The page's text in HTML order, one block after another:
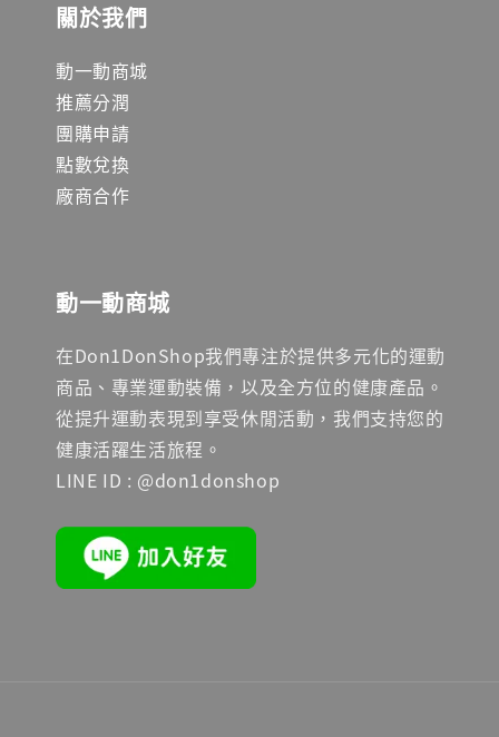
關於我們
動一動商城
推薦分潤
團購申請
點數兌換
廠商合作
動一動商城
在Don1DonShop我們專注於提供多元化的運動
商品、專業運動裝備，以及全方位的健康產品。
從提升運動表現到享受休閒活動，我們支持您的
健康活躍生活旅程。
LINE ID : @don1donshop